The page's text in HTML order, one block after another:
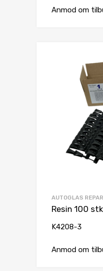
Anmod om
AUTOGLAS
Resin 100
K4208-3
Anmod om